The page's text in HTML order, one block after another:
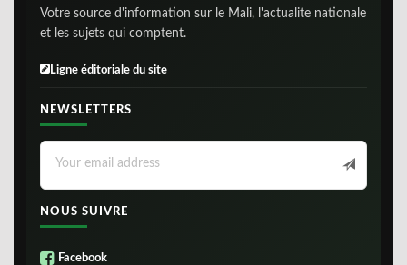
Votre source d'information sur le Mali, l'actualite nationale
et les sujets qui comptent.
Ligne éditoriale du site
NEWSLETTERS
NOUS SUIVRE
Facebook